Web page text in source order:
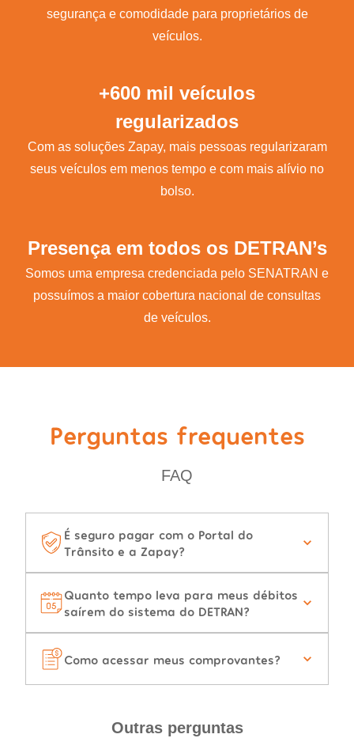
segurança e comodidade para proprietários de
veículos.
+600 mil veículos
regularizados
Com as soluções Zapay, mais pessoas regularizaram
seus veículos em menos tempo e com mais alívio no
bolso.
Presença em todos os DETRAN’s
Somos uma empresa credenciada pelo SENATRAN e
possuímos a maior cobertura nacional de consultas
de veículos.
Perguntas frequentes
FAQ
É seguro pagar com o Portal do
Trânsito e a Zapay?
Quanto tempo leva para meus débitos
saírem do sistema do DETRAN?
Como acessar meus comprovantes?
Outras perguntas